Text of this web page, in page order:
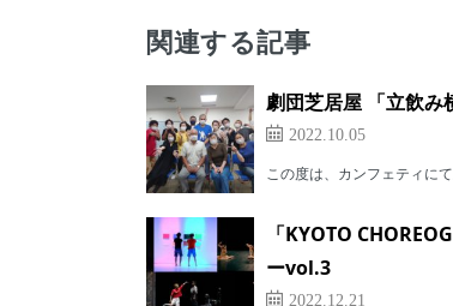
関連する記事
劇団芝居屋 「立飲
2022.10.05
この度は、カンフェティに
「KYOTO
ーvol.3
2022.12.21